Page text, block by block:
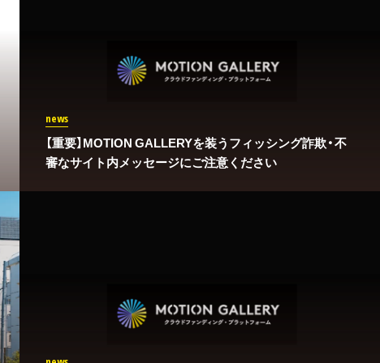
news
【重要】MOTION GALLERYを装うフィッシング詐欺・不
審なサイト内メッセージにご注意ください